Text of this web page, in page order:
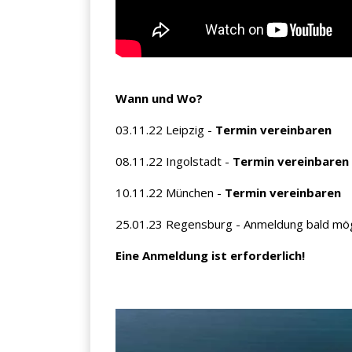
Wann und Wo?
03.11.22 Leipzig - Termin vereinbaren
08.11.22 Ingolstadt - Termin vereinbaren
10.11.22 München - Termin vereinbaren
25.01.23 Regensburg - Anmeldung bald
Eine Anmeldung ist erforderlich!